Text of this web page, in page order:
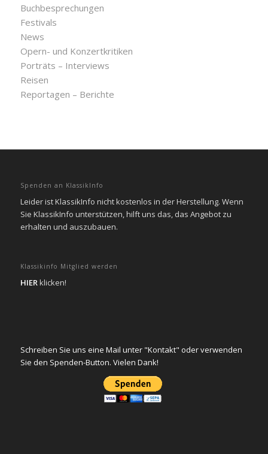
Buchbesprechungen
Festivals
News
Opern- und Konzertkritiken
Porträts – Interviews
Reisen
Reportagen – Berichte
Spenden an KlassikInfo
Leider ist KlassikInfo nicht kostenlos in der Herstellung. Wenn
Sie KlassikInfo unterstützen, hilft uns das, das Angebot zu
erhalten und auszubauen.
Klassikinfo Mitglied werden
HIERklicken!
Schreiben Sie uns eine Mail unter "Kontakt" oder verwenden
Sie den Spenden-Button. Vielen Dank!